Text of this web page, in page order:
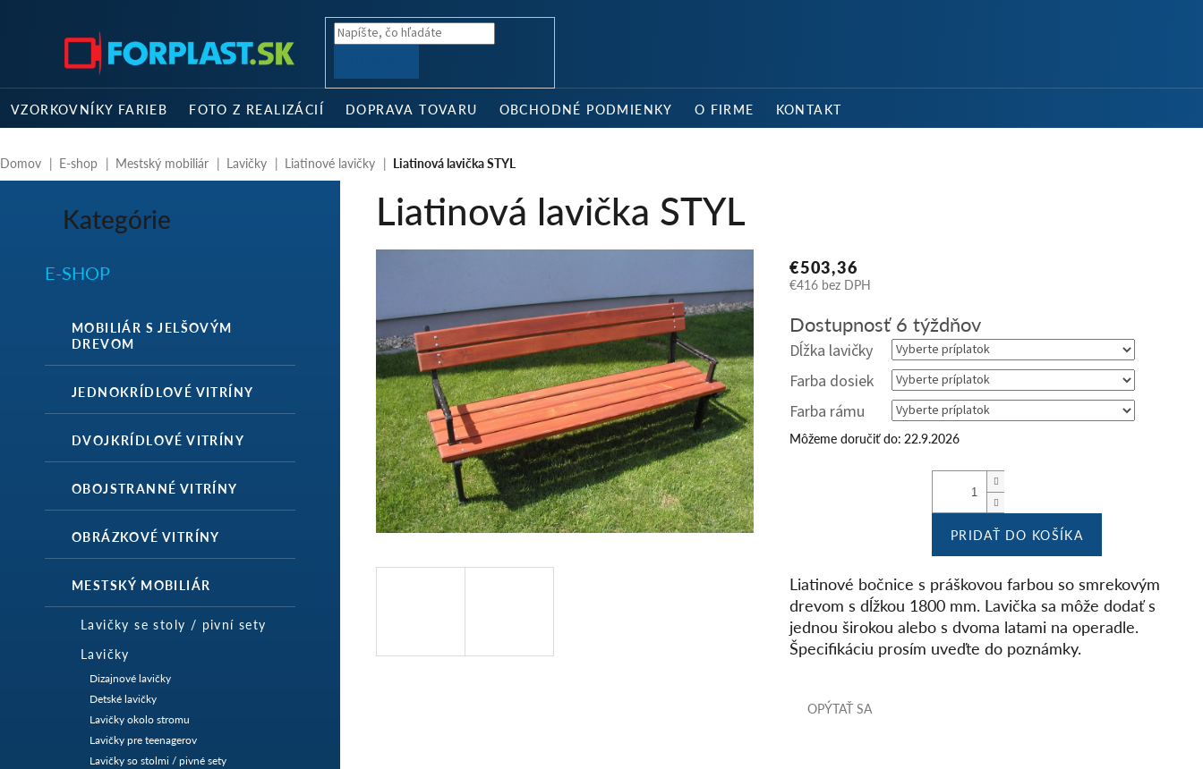
VZORKOVNÍKY FARIEB FOTO Z REALIZÁCIÍ DOPRAVA TOVARU OBCHODNÉ PODMIENKY O FIRME KONTAKT
Domov E-shop Mestský mobiliár Lavičky Liatinové lavičky Liatinová lavička STYL
ý
p
l
Preskočiť
kategórie
Kategórie
E-SHOP
MOBILIÁR S JELŠOVÝM
DREVOM
JEDNOKRÍDLOVÉ VITRÍNY
DVOJKRÍDLOVÉ VITRÍNY
OBOJSTRANNÉ VITRÍNY
OBRÁZKOVÉ VITRÍNY
MESTSKÝ MOBILIÁR
Lavičky se stoly / pivní sety
Lavičky
Dizajnové lavičky
Detské lavičky
Lavičky okolo stromu
Lavičky pre teenagerov
Lavičky so stolmi / pivné sety
Liatinová lavička STYL
€503,36
€416 bez DPH
cena:
Dostupnosť 6 týždňov
Dĺžka lavičky
Farba dosiek
Farba rámu
Môžeme doručiť do: 22.9.2026
PRIDAŤ DO KOŠÍKA
Liatinové bočnice s práškovou farbou so smrekovým
drevom s dĺžkou 1800 mm. Lavička sa môže dodať s
jednou širokou alebo s dvoma latami na operadle.
Špecifikáciu prosím uveďte do poznámky.
OPÝTAŤ SA